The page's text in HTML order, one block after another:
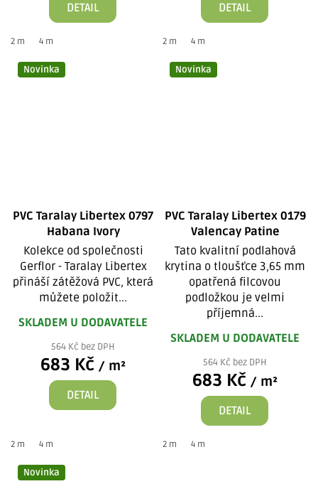
DETAIL
2 m 4 m
DETAIL
2 m 4 m
Novinka
PVC Taralay Libertex 0797
Habana Ivory
Kolekce od společnosti
Gerflor - Taralay Libertex
přináší zátěžová PVC, která
můžete položit...
SKLADEM U DODAVATELE
564 Kč bez DPH
683 Kč / m²
DETAIL
2 m 4 m
Novinka
PVC Taralay Libertex 0179
Valencay Patine
Tato kvalitní podlahová
krytina o tloušťce 3,65 mm
opatřená filcovou
podložkou je velmi
příjemná...
SKLADEM U DODAVATELE
564 Kč bez DPH
683 Kč / m²
DETAIL
2 m 4 m
Novinka